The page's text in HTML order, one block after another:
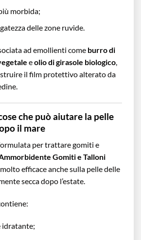
morbida;
delle zone ruvide.
ad emollienti come burro di
eolio di girasole biologico,
il film protettivo alterato da
che può aiutare la pelle
il mare
per trattare gomiti e
Gomiti e Talloni
efficace anche sulla pelle delle
secca dopo l’estate.
idratante;